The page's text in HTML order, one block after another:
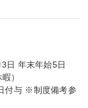
日 年末年始5日
）
付与 ※制度備考参